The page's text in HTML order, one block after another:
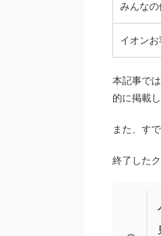
みんなの
イオン
本記事で
的に掲載
また、す
終了した